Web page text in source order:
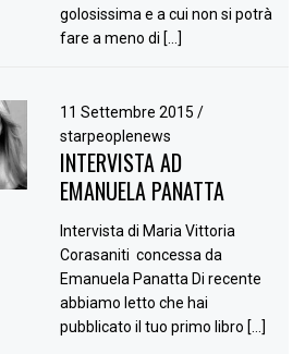
golosissima e a cui non si potrà
fare a meno di […]
11 Settembre 2015 /
starpeoplenews
INTERVISTA AD
EMANUELA PANATTA
Intervista di Maria Vittoria
Corasaniti concessa da
Emanuela Panatta Di recente
abbiamo letto che hai
pubblicato il tuo primo libro […]